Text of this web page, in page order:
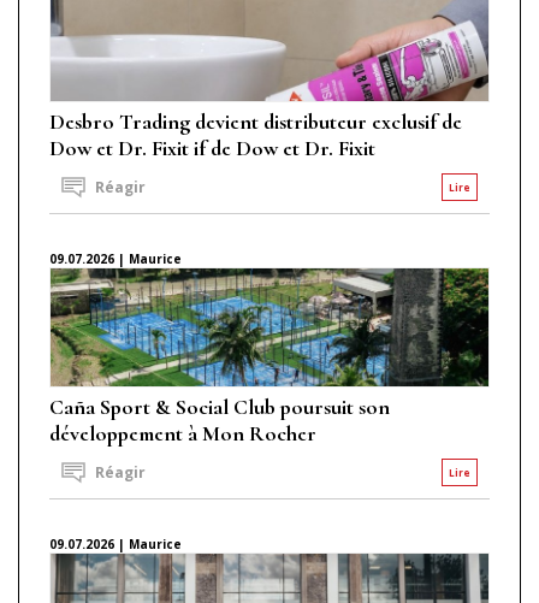
Desbro Trading devient distributeur exclusif de
Dow et Dr. Fixit if de Dow et Dr. Fixit
Lire
Réagir
09.07.2026 | Maurice
Caña Sport & Social Club poursuit son
développement à Mon Rocher
Lire
Réagir
09.07.2026 | Maurice